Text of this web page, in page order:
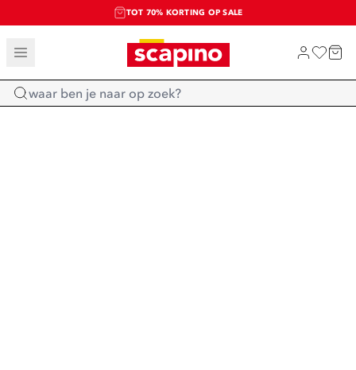
TOT 70% KORTING OP SALE
SALE: LAATSTE KANS!
SHOP NIEUW
Home